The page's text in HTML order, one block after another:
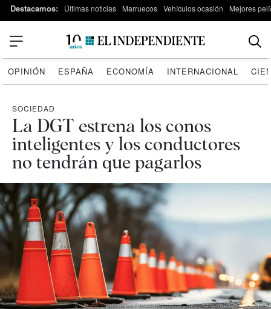
Destacamos: Últimas noticias Marruecos Vehículos ocasión Mejores
OPINIÓN ESPAÑA ECONOMÍA INTERNACIONAL
SOCIEDAD
La DGT estrena los conos
inteligentes y los conductores
no tendrán que pagarlos